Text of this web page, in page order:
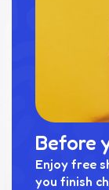
Before
Enjoy free
you finish